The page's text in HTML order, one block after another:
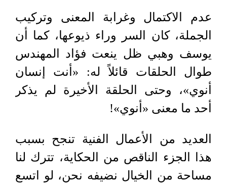
عدم الاكتمال وغرابة المعنى وتركيب
الجملة، كان السر وراء ذيوعها، كما أن
يوسف وهبي ظل ينعت فؤاد المهندس
طوال الحلقات قائلاً له: «أنت إنسان
أنوي»، وحتى الحلقة الأخيرة لم يذكر
أحد ما معنى «أنوي»!
العديد من الأعمال الفنية تنجح بسبب
هذا الجزء الناقص من الحكاية، تترك لنا
مساحة من الخيال نضيفه نحن، لو اتسع